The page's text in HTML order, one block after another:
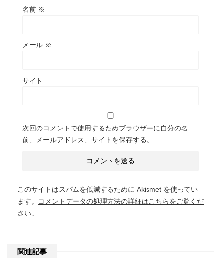
名前 ※
メール ※
サイト
次回のコメントで使用するためブラウザーに自分の名
前、メールアドレス、サイトを保存する。
このサイトはスパムを低減するために Akismet を使ってい
ます。
コメントデータの処理方法の詳細はこちらをご覧くだ
さい。
関連記事